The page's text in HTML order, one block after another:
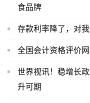
食品牌
存款利率降了，对
全国会计资格评价
世界视讯！稳增长
升可期